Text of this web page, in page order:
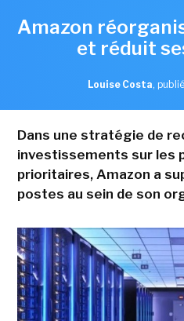
Amazon
et réduit
Louise Costa,
Dans une stratégie de
investissements sur les
prioritaires, Amazon a
postes au sein de son